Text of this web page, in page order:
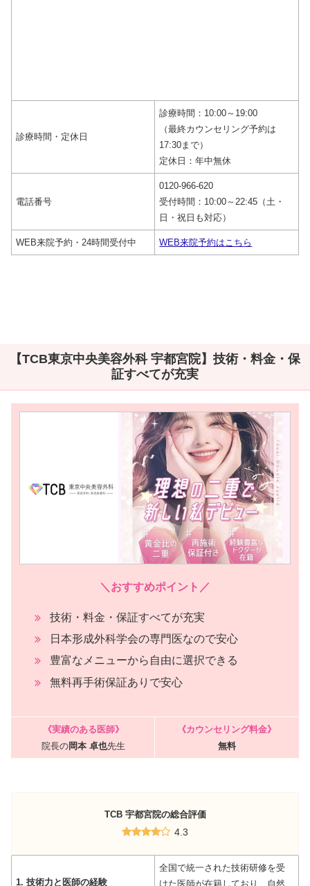
診療時間・定休日
診療時間：10:00～19:00
（最終カウンセリング予約は
17:30まで）
定休日：年中無休
電話番号
0120-966-620
受付時間：10:00～22:45（土・
日・祝日も対応）
WEB来院予約・24時間受付中 WEB来院予約はこちら
【TCB東京中央美容外科 宇都宮院】技術・料金・保
証すべてが充実
＼おすすめポイント／
技術・料金・保証すべてが充実
日本形成外科学会の専門医なので安心
豊富なメニューから自由に選択できる
無料再手術保証ありで安心
《実績のある医師》
《カウンセリング料金》
院長の岡本 卓也先生 無料
TCB 宇都宮院の総合評価
4.3
1.技術力と医師の経験
全国で統一された技術研修を受
けた医師が在籍しており、自然